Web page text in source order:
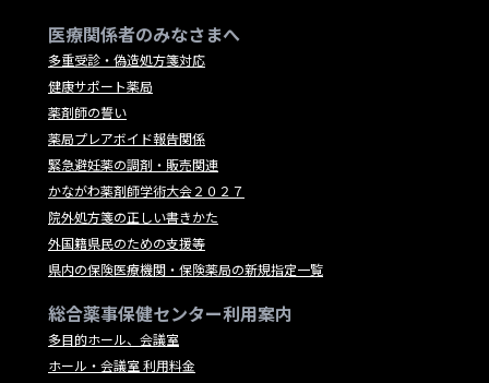
医療関係者のみなさまへ
多重受診・偽造処方箋対応
健康サポート薬局
薬剤師の誓い
薬局プレアボイド報告関係
緊急避妊薬の調剤・販売関連
かながわ薬剤師学術大会２０２７
院外処方箋の正しい書きかた
外国籍県民のための支援等
県内の保険医療機関・保険薬局の新規指定一覧
総合薬事保健センター利用案内
多目的ホール、会議室
ホール・会議室 利用料金